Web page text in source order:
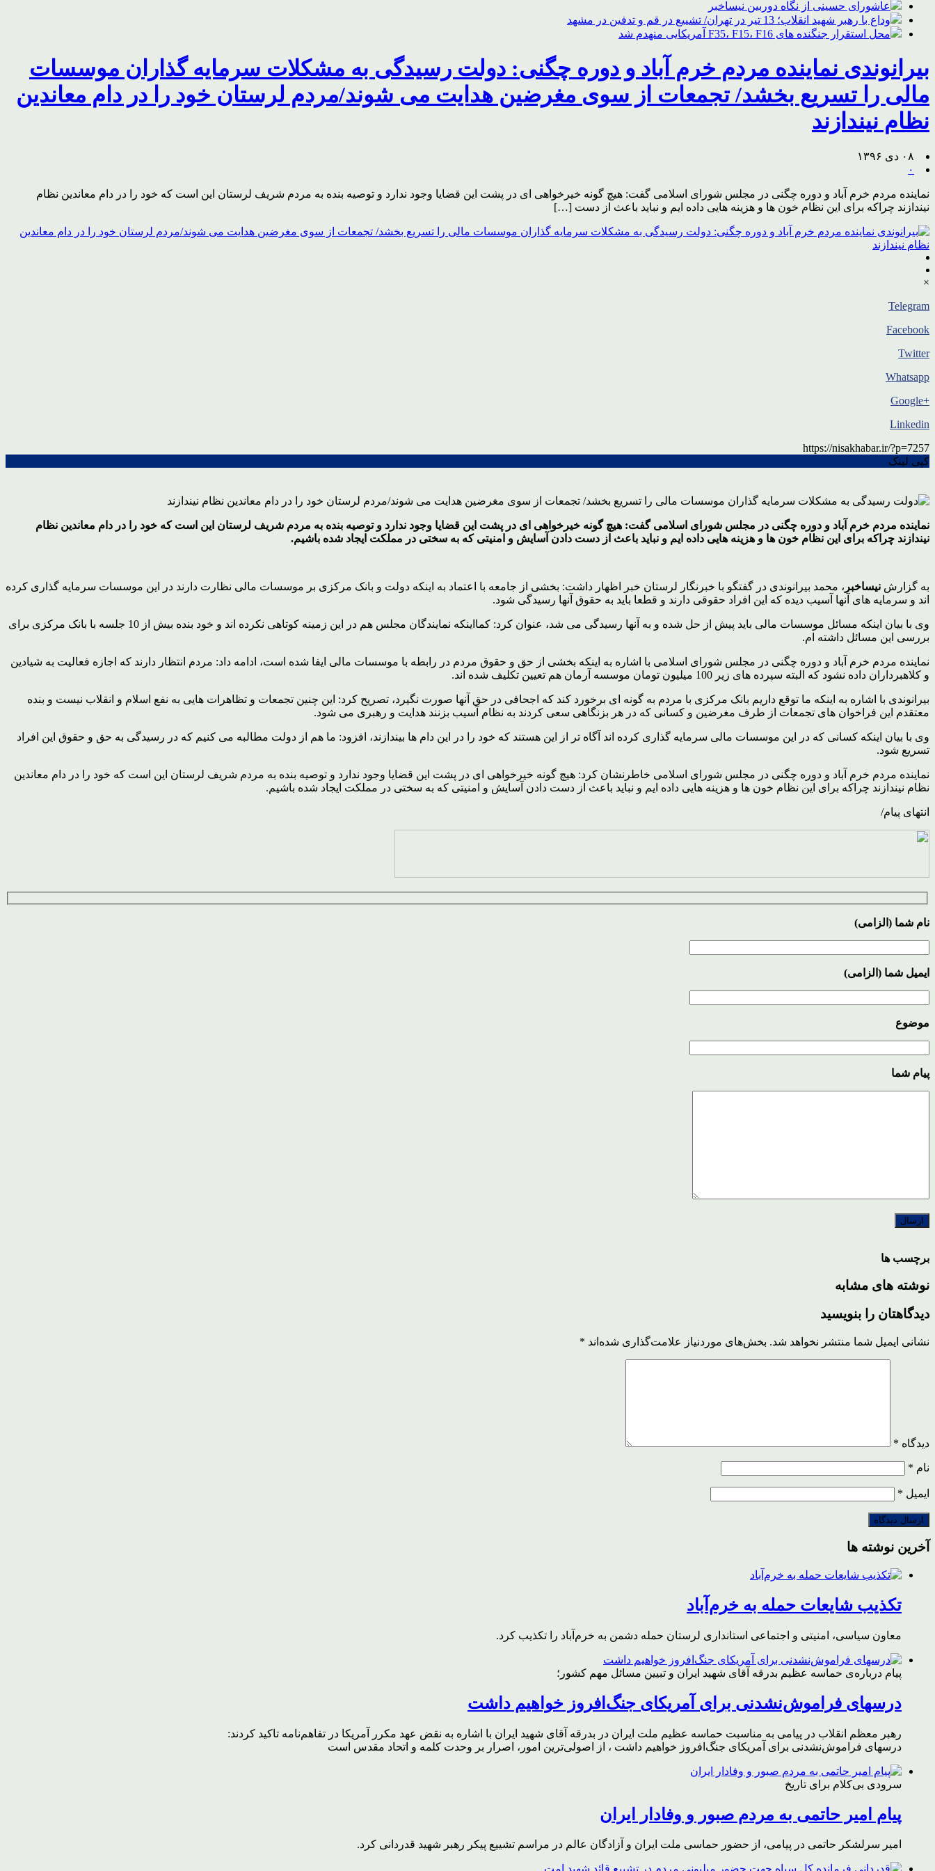
عاشورای حسینی از نگاه دوربین نیساخبر
وداع با رهبر شهید انقلاب؛ 13 تیر در تهران/ تشییع در قم و تدفین در مشهد
محل استقرار جنگنده های F35، F15، F16 آمریکایی منهدم شد
بیرانوندی نماینده مردم خرم آباد و دوره چگنی: دولت رسیدگی به مشکلات سرمایه گذاران موسسات
مالی را تسریع بخشد/ تجمعات از سوی مغرضین هدایت می شوند/مردم لرستان خود را در دام معاندین
نظام نیندازند
۰۸ دی ۱۳۹۶
۰
نماینده مردم خرم آباد و دوره چگنی در مجلس شورای اسلامی گفت: هیچ گونه خیرخواهی ای در پشت این قضایا وجود ندارد و توصیه بنده به مردم شریف لرستان این است که خود را در دام معاندین نظام
نیندازند چراکه برای این نظام خون ها و هزینه هایی داده ایم و نباید باعث از دست […]
×
Telegram
Facebook
Twitter
Whatsapp
+Google
Linkedin
https://nisakhabar.ir/?p=7257
کپی لینک
نماینده مردم خرم آباد و دوره چگنی در مجلس شورای اسلامی گفت: هیچ گونه خیرخواهی ای در پشت این قضایا وجود ندارد و توصیه بنده به مردم شریف لرستان این است که خود را در دام معاندین نظام
نیندازند چراکه برای این نظام خون ها و هزینه هایی داده ایم و نباید باعث از دست دادن آسایش و امنیتی که به سختی در مملکت ایجاد شده باشیم.
به گزارش نیساخبر ، محمد بیرانوندی در گفتگو با خبرنگار لرستان خبر اظهار داشت: بخشی از جامعه با اعتماد به اینکه دولت و بانک مرکزی بر موسسات مالی نظارت دارند در این موسسات سرمایه گذاری کرده
اند و سرمایه های آنها آسیب دیده که این افراد حقوقی دارند و قطعا باید به حقوق آنها رسیدگی شود.
وی با بیان اینکه مسائل موسسات مالی باید پیش از حل شده و به آنها رسیدگی می شد، عنوان کرد: کمااینکه نمایندگان مجلس هم در این زمینه کوتاهی نکرده اند و خود بنده بیش از 10 جلسه با بانک مرکزی برای
بررسی این مسائل داشته ام.
نماینده مردم خرم آباد و دوره چگنی در مجلس شورای اسلامی با اشاره به اینکه بخشی از حق و حقوق مردم در رابطه با موسسات مالی ایفا شده است، ادامه داد: مردم انتظار دارند که اجازه فعالیت به شیادین
و کلاهبرداران داده نشود که البته سپرده های زیر 100 میلیون تومان موسسه آرمان هم تعیین تکلیف شده اند.
بیرانوندی با اشاره به اینکه ما توقع داریم بانک مرکزی با مردم به گونه ای برخورد کند که اجحافی در حق آنها صورت نگیرد، تصریح کرد: این چنین تجمعات و تظاهرات هایی به نفع اسلام و انقلاب نیست و بنده
معتقدم این فراخوان های تجمعات از طرف مغرضین و کسانی که در هر بزنگاهی سعی کردند به نظام آسیب بزنند هدایت و رهبری می شود.
وی با بیان اینکه کسانی که در این موسسات مالی سرمایه گذاری کرده اند آگاه تر از این هستند که خود را در این دام ها بیندازند، افزود: ما هم از دولت مطالبه می کنیم که در رسیدگی به حق و حقوق این افراد
تسریع شود.
نماینده مردم خرم آباد و دوره چگنی در مجلس شورای اسلامی خاطرنشان کرد: هیچ گونه خیرخواهی ای در پشت این قضایا وجود ندارد و توصیه بنده به مردم شریف لرستان این است که خود را در دام معاندین
نظام نیندازند چراکه برای این نظام خون ها و هزینه هایی داده ایم و نباید باعث از دست دادن آسایش و امنیتی که به سختی در مملکت ایجاد شده باشیم.
انتهای پیام/
نام شما (الزامی)
ایمیل شما (الزامی)
موضوع
پیام شما
برچسب ها
نوشته های مشابه
دیدگاهتان را بنویسید
نشانی ایمیل شما منتشر نخواهد شد. بخش‌های موردنیاز علامت‌گذاری شده‌اند *
دیدگاه *
نام *
ایمیل *
آخرین نوشته ها
تکذیب شایعات حمله به خرم‌آباد
معاون سیاسی، امنیتی و اجتماعی استانداری لرستان حمله دشمن به خرم‌آباد را تکذیب کرد.
پیام درباره‌ی حماسه عظیم بدرقه آقای شهید ایران و تبیین مسائل مهم کشور؛
درسهای فراموش‌نشدنی برای آمریکای جنگ‌افروز خواهیم داشت
رهبر معظم انقلاب در پیامی به مناسبت حماسه عظیم ملت ایران در بدرقه آقای شهید ایران با اشاره به نقض عهد مکرر آمریکا در تفاهم‌نامه تاکید کردند:
درسهای فراموش‌نشدنی برای آمریکای جنگ‌افروز خواهیم داشت ، از اصولی‌ترین امور، اصرار بر وحدت کلمه و اتحاد مقدس است
سرودی بی‌کلام برای تاریخ
پیام امیر حاتمی به مردم صبور و وفادار ایران
امیر سرلشکر حاتمی در پیامی، از حضور حماسی ملت ایران و آزادگان عالم در مراسم تشییع پیکر رهبر شهید قدردانی کرد.